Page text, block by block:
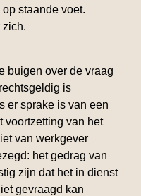
staande voet.
zich.
buigen over de vraag
is
er sprake is van een
voortzetting van het
van werkgever
het gedrag van
zijn dat het in dienst
gevraagd kan